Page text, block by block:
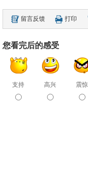
留言反馈 打印
您看完后的感受
支持 高兴 震惊